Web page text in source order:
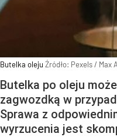
Butelka oleju Źródło: Pexels/ Max
Butelka po oleju
zagwozdką w
Sprawa z
wyrzucenia jest